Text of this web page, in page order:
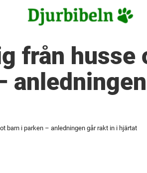
från husse
barn i parken – anledningen går rakt in i hjärtat